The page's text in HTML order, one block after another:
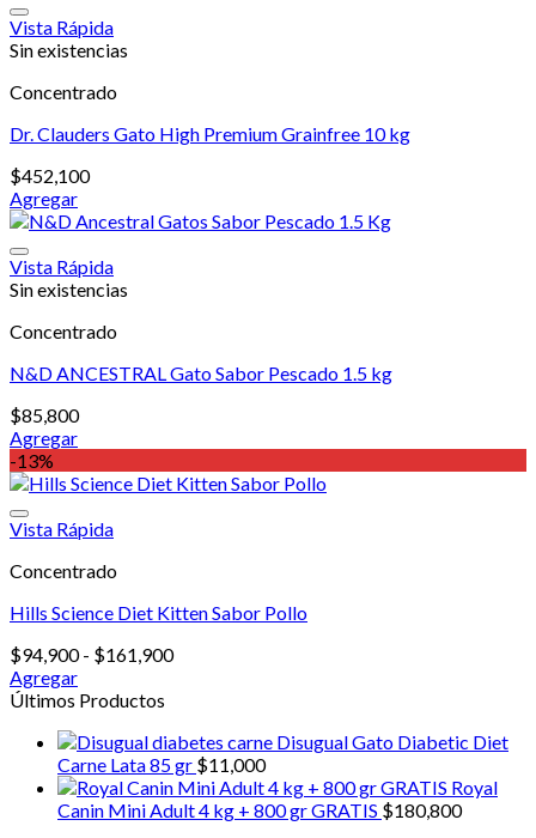
página
de
producto
Vista Rápida
Sin existencias
Concentrado
Dr. Clauders Gato High Premium Grainfree 10 kg
$452,100
Agregar
Vista Rápida
Sin existencias
Concentrado
N&D ANCESTRAL Gato Sabor Pescado 1.5 kg
$85,800
Agregar
-13%
Vista Rápida
Concentrado
Hills Science Diet Kitten Sabor Pollo
$94,900 - $161,900Rango
$94,900
hasta
$161,900
Agregar
Este
tiene
múltiples
variantes.
Últimos Productos
Disugual Gato Diabetic Diet
Carne Lata 85 gr $11,000
Royal
Canin Mini Adult 4 kg + 800 gr GRATIS $180,800